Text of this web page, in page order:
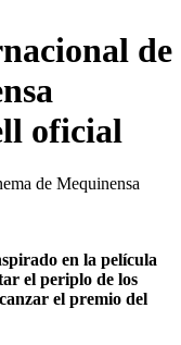
de
oficial
de Mequinensa
en la película
el periplo de los
el premio del